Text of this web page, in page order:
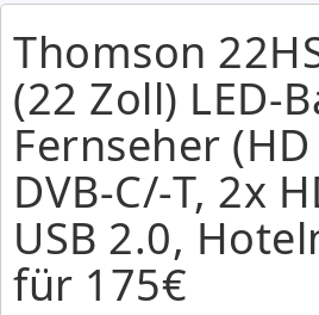
Thomson
(22 Zoll) LED-
Fernseher (HD
DVB-C/-T, 2x
USB 2.0,
für 175€